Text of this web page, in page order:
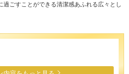
ごすことができる清潔感あふれる広々とし